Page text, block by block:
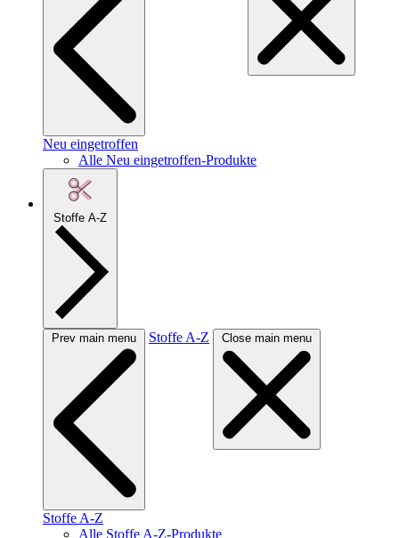
Neu eingetroffen
Alle Neu eingetroffen-Produkte
Stoffe A-Z
Prev main menu Stoffe A-Z Close main menu
Stoffe A-Z
Alle Stoffe A-Z-Produkte